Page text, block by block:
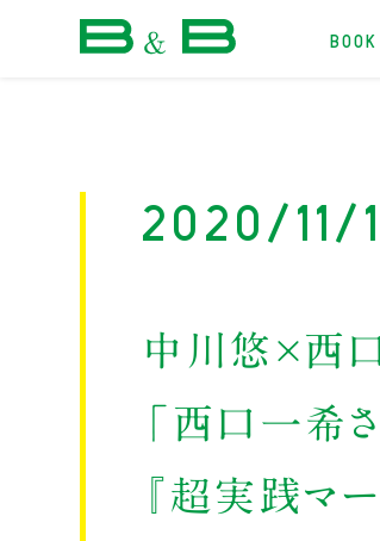
BOOK
2020/
中川悠×西
「西口一希
『超実践マ